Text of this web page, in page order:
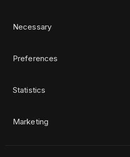
Selection
Necessary
Preferences
Statistics
Marketing